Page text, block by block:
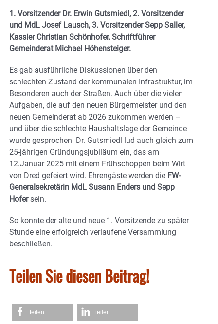
1. Vorsitzender Dr. Erwin Gutsmiedl, 2. Vorsitzender
und MdL Josef Lausch, 3. Vorsitzender Sepp Saller,
Kassier Christian Schönhofer, Schriftführer
Gemeinderat Michael Höhensteiger.
Es gab ausführliche Diskussionen über den
schlechten Zustand der kommunalen Infrastruktur, im
Besonderen auch der Straßen. Auch über die vielen
Aufgaben, die auf den neuen Bürgermeister und den
neuen Gemeinderat ab 2026 zukommen werden –
und über die schlechte Haushaltslage der Gemeinde
wurde gesprochen. Dr. Gutsmiedl lud auch gleich zum
25-jährigen Gründungsjubiläum ein, das am
12.Januar 2025 mit einem Frühschoppen beim Wirt
von Dred gefeiert wird. Ehrengäste werden die FW-
Generalsekretärin MdL Susann Enders und Sepp
Hofersein.
So konnte der alte und neue 1. Vorsitzende zu später
Stunde eine erfolgreich verlaufene Versammlung
beschließen.
Teilen Sie diesen Beitrag!
teilen teilen